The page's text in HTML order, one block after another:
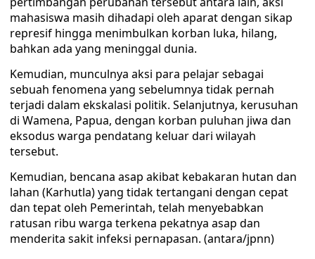
mahasiswa masih dihadapi oleh aparat dengan sikap
represif hingga menimbulkan korban luka, hilang,
bahkan ada yang meninggal dunia.
Kemudian, munculnya aksi para pelajar sebagai
sebuah fenomena yang sebelumnya tidak pernah
terjadi dalam ekskalasi politik. Selanjutnya, kerusuhan
di Wamena, Papua, dengan korban puluhan jiwa dan
eksodus warga pendatang keluar dari wilayah
tersebut.
Kemudian, bencana asap akibat kebakaran hutan dan
lahan (Karhutla) yang tidak tertangani dengan cepat
dan tepat oleh Pemerintah, telah menyebabkan
ratusan ribu warga terkena pekatnya asap dan
menderita sakit infeksi pernapasan. (antara/jpnn)